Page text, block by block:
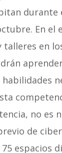
durante
En
talleres en
no es
de
espacios